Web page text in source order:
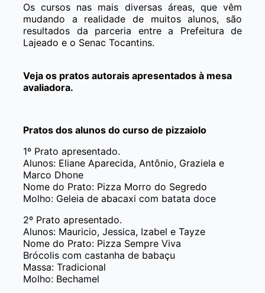
Os cursos nas mais diversas áreas, que vêm
mudando a realidade de muitos alunos, são
resultados da parceria entre a Prefeitura de
Lajeado e o Senac Tocantins.
Veja os pratos autorais apresentados à mesa
avaliadora.
Pratos dos alunos do curso de pizzaiolo
1º Prato apresentado.
Alunos: Eliane Aparecida, Antônio, Graziela e
Marco Dhone
Nome do Prato: Pizza Morro do Segredo
Molho: Geleia de abacaxi com batata doce
2º Prato apresentado.
Alunos: Mauricio, Jessica, Izabel e Tayze
Nome do Prato: Pizza Sempre Viva
Brócolis com castanha de babaçu
Massa: Tradicional
Molho: Bechamel